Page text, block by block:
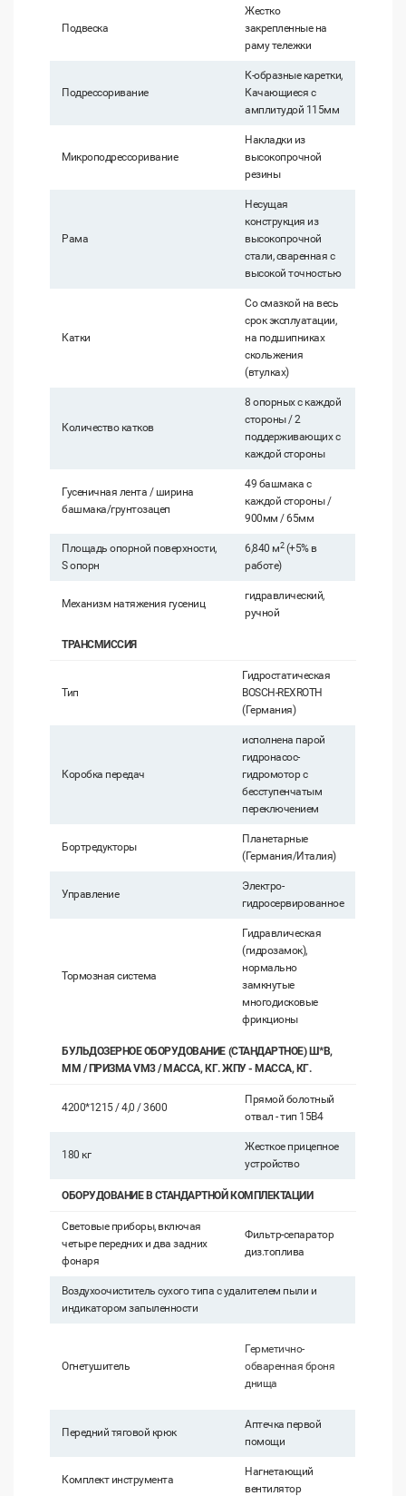
Подвеска
Жестко
закрепленные на
раму тележки
Подрессоривание
К-образные каретки,
Качающиеся с
амплитудой 115мм
Микроподрессоривание
Накладки из
высокопрочной
резины
Рама
Несущая
конструкция из
высокопрочной
стали, сваренная с
высокой точностью
Катки
Со смазкой на весь
срок эксплуатации,
на подшипниках
скольжения
(втулках)
Количество катков
8 опорных с каждой
стороны / 2
поддерживающих с
каждой стороны
Гусеничная лента / ширина
башмака/грунтозацеп
49 башмака с
каждой стороны /
900мм / 65мм
Площадь опорной поверхности,
S опорн
6,840 м2(+5% в
работе)
Механизм натяжения гусениц
гидравлический,
ручной
ТРАНСМИССИЯ
Тип
Гидростатическая
BOSCH-REXROTH
(Германия)
Коробка передач
исполнена парой
гидронасос-
гидромотор с
бесступенчатым
переключением
Бортредукторы
Планетарные
(Германия/Италия)
Управление
Электро-
гидросервированное
Тормозная система
Гидравлическая
(гидрозамок),
нормально
замкнутые
многодисковые
фрикционы
БУЛЬДОЗЕРНОЕ ОБОРУДОВАНИЕ (СТАНДАРТНОЕ) Ш*В,
ММ / ПРИЗМА VМ3 / МАССА, КГ. ЖПУ - МАССА, КГ.
4200*1215 / 4,0 / 3600
Прямой болотный
отвал - тип 15В4
180 кг
Жесткое прицепное
устройство
ОБОРУДОВАНИЕ В СТАНДАРТНОЙ КОМПЛЕКТАЦИИ
Световые приборы, включая
четыре передних и два задних
фонаря
Фильтр-сепаратор
диз.топлива
Воздухоочиститель сухого типа с удалителем пыли и
индикатором запыленности
Огнетушитель
Герметично-
обваренная броня
днища
Передний тяговой крюк
Аптечка первой
помощи
Комплект инструмента
Нагнетающий
вентилятор